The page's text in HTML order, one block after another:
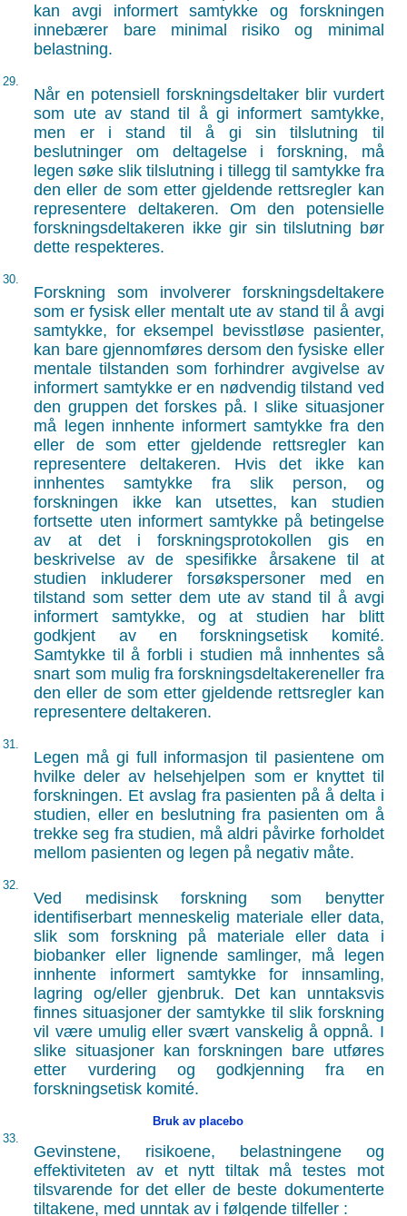
kan avgi informert samtykke og forskningen
innebærer bare minimal risiko og minimal
belastning.
29.
Når en potensiell forskningsdeltaker blir vurdert
som ute av stand til å gi informert samtykke,
men er i stand til å gi sin tilslutning til
beslutninger om deltagelse i forskning, må
legen søke slik tilslutning i tillegg til samtykke fra
den eller de som etter gjeldende rettsregler kan
representere deltakeren. Om den potensielle
forskningsdeltakeren ikke gir sin tilslutning bør
dette respekteres.
30.
Forskning som involverer forskningsdeltakere
som er fysisk eller mentalt ute av stand til å avgi
samtykke, for eksempel bevisstløse pasienter,
kan bare gjennomføres dersom den fysiske eller
mentale tilstanden som forhindrer avgivelse av
informert samtykke er en nødvendig tilstand ved
den gruppen det forskes på. I slike situasjoner
må legen innhente informert samtykke fra den
eller de som etter gjeldende rettsregler kan
representere deltakeren. Hvis det ikke kan
innhentes samtykke fra slik person, og
forskningen ikke kan utsettes, kan studien
fortsette uten informert samtykke på betingelse
av at det i forskningsprotokollen gis en
beskrivelse av de spesifikke årsakene til at
studien inkluderer forsøkspersoner med en
tilstand som setter dem ute av stand til å avgi
informert samtykke, og at studien har blitt
godkjent av en forskningsetisk komité.
Samtykke til å forbli i studien må innhentes så
snart som mulig fra forskningsdeltakereneller fra
den eller de som etter gjeldende rettsregler kan
representere deltakeren.
31.
Legen må gi full informasjon til pasientene om
hvilke deler av helsehjelpen som er knyttet til
forskningen. Et avslag fra pasienten på å delta i
studien, eller en beslutning fra pasienten om å
trekke seg fra studien, må aldri påvirke forholdet
mellom pasienten og legen på negativ måte.
32.
Ved medisinsk forskning som benytter
identifiserbart menneskelig materiale eller data,
slik som forskning på materiale eller data i
biobanker eller lignende samlinger, må legen
innhente informert samtykke for innsamling,
lagring og/eller gjenbruk. Det kan unntaksvis
finnes situasjoner der samtykke til slik forskning
vil være umulig eller svært vanskelig å oppnå. I
slike situasjoner kan forskningen bare utføres
etter vurdering og godkjenning fra en
forskningsetisk komité.
Bruk av placebo
33.
Gevinstene, risikoene, belastningene og
effektiviteten av et nytt tiltak må testes mot
tilsvarende for det eller de beste dokumenterte
tiltakene, med unntak av i følgende tilfeller :